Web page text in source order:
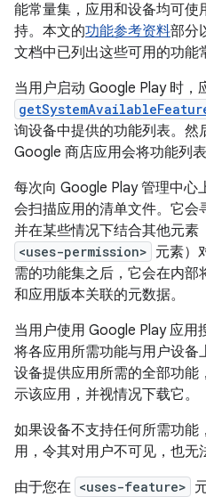
能常量集，应用和设备均可使
持。本文的功能参考资料部分
文档中已列出这些可用的功能
当用户启动 Google Play 时，
询设备中提供的功能列表。然
Google 商店应用会将功能列
每次向 Google Play 管理中心
会扫描应用的清单文件。它会
并在某些情况下结合其他元素
<uses-permission> 元素）
需的功能集之后，它会在内部
和应用版本关联的元数据。
当用户使用 Google Play 应用
将各应用所需功能与用户设
设备提供应用所需的全部功能
示该应用，并视情况下载它。
如果设备不支持任何所需功能
用，令其对用户不可见，也无
由于您在 <uses-feature>